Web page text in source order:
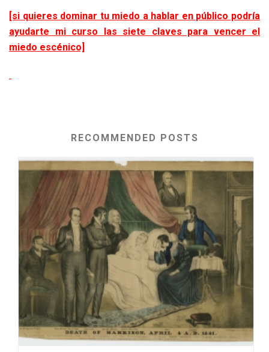
[si quieres dominar tu miedo a hablar en público podría
ayudarte mi curso las siete claves para vencer el
miedo escénico]
RECOMMENDED POSTS